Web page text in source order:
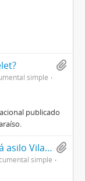
simple
publicado
¿En qué embajada pedirá asilo Vilarín?
simple